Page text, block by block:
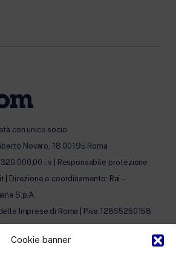
Cookie banner
con unico socio
Novaro, 18 00195 Roma
i.v. | Responsabile protezione
| Direzione e coordinamento: Rai –
S.p.A.
Imprese di Roma | P.iva 12865250158
© Rai Com 2026 - Tutti i diritti riservati